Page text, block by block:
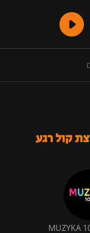
קול רגע
MUZYKA